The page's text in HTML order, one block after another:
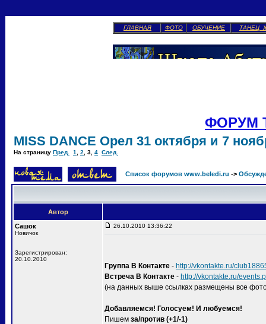
ГЛАВНАЯ ФОТО ОБУЧЕНИЕ ТАНЕЦ
ФОРУМ
MISS DANCE Орел 31 октября и 7
На страницу Пред. 1 2 3 4 След.
Список форумов www.beledi.ru ->
Автор
Сашок
Новичок
Зарегистрирован:
20.10.2010
26.10.2010 13:36:22
Группа В Контакте - http://vkontakte.ru/
Встреча В Контакте - http://vkontakte.ru/
(на данных выше ссылках размещены все
Добавляемся! Голосуем! И любуемся!
Пишем за/против (+1/-1)